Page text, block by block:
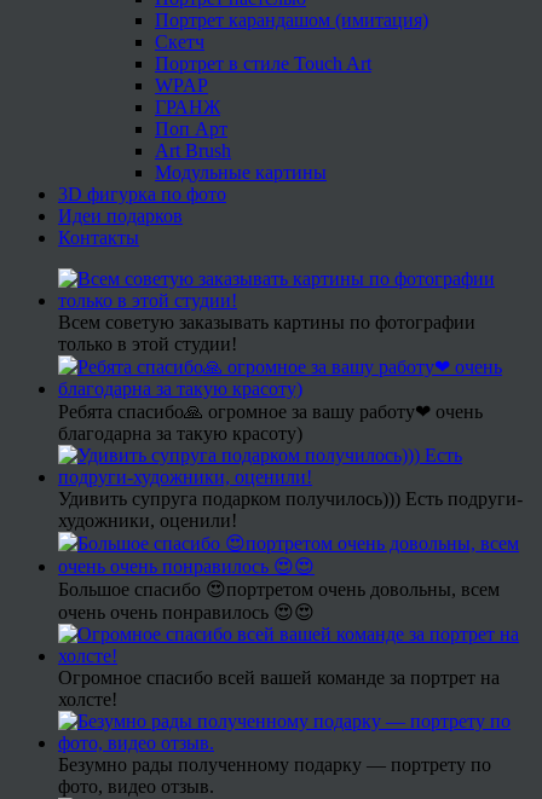
Портрет карандашом (имитация)
Скетч
Портрет в стиле Touch Art
WPAP
ГРАНЖ
Поп Арт
Art Brush
Модульные картины
3D фигурка по фото
Идеи подарков
Контакты
Всем советую заказывать картины по фотографии
только в этой студии!
Ребята спасибо🙏 огромное за вашу работу❤ очень
благодарна за такую красоту)
Удивить супруга подарком получилось))) Есть подруги-
художники, оценили!
Большое спасибо 😍портретом очень довольны, всем
очень очень понравилось 😍😍
Огромное спасибо всей вашей команде за портрет на
холсте!
Безумно рады полученному подарку — портрету по
фото, видео отзыв.